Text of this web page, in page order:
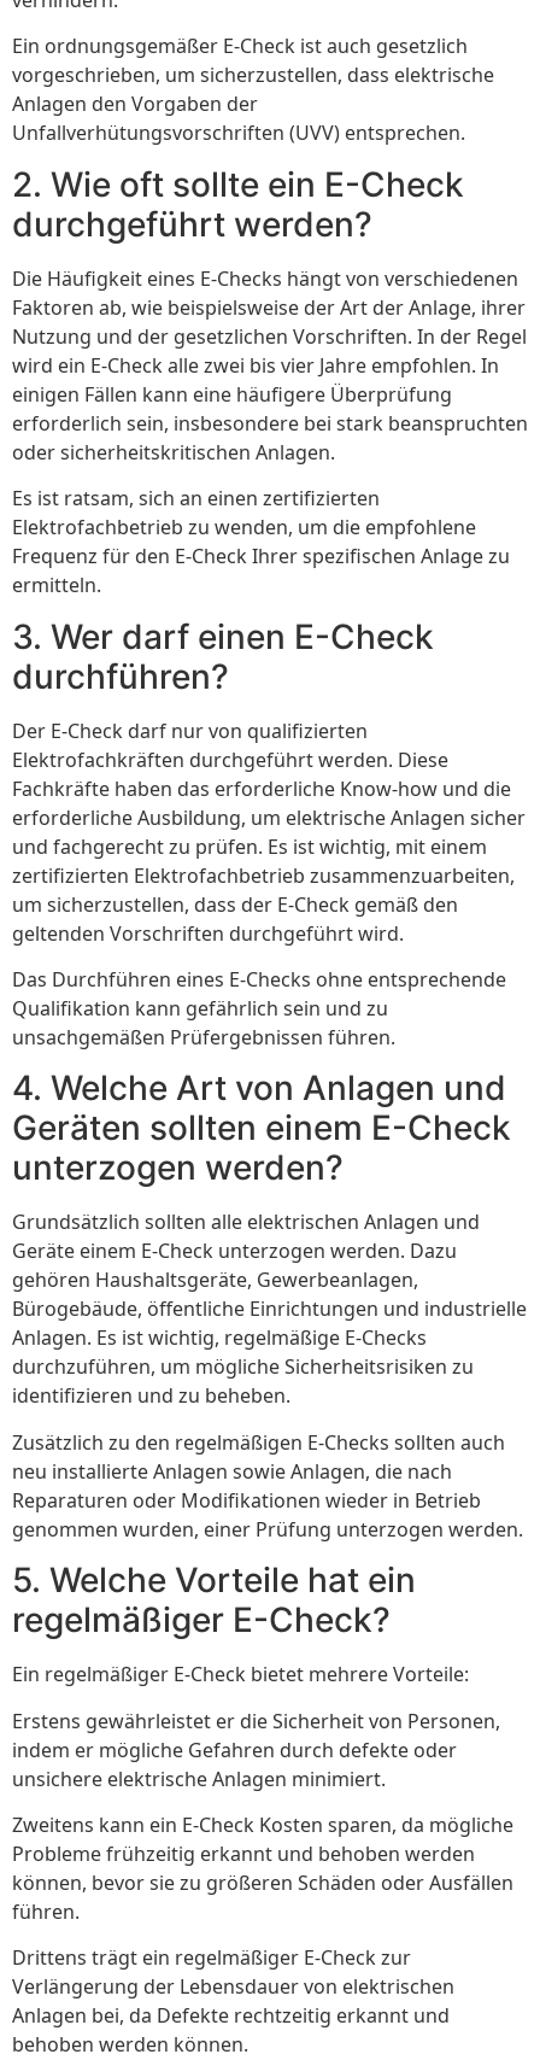
Ein ordnungsgemäßer E-Check ist auch gesetzlich
vorgeschrieben, um sicherzustellen, dass elektrische
Anlagen den Vorgaben der
Unfallverhütungsvorschriften (UVV) entsprechen.
2. Wie oft sollte ein E-Check
durchgeführt werden?
Die Häufigkeit eines E-Checks hängt von verschiedenen
Faktoren ab, wie beispielsweise der Art der Anlage, ihrer
Nutzung und der gesetzlichen Vorschriften. In der Regel
wird ein E-Check alle zwei bis vier Jahre empfohlen. In
einigen Fällen kann eine häufigere Überprüfung
erforderlich sein, insbesondere bei stark beanspruchten
oder sicherheitskritischen Anlagen.
Es ist ratsam, sich an einen zertifizierten
Elektrofachbetrieb zu wenden, um die empfohlene
Frequenz für den E-Check Ihrer spezifischen Anlage zu
ermitteln.
3. Wer darf einen E-Check
durchführen?
Der E-Check darf nur von qualifizierten
Elektrofachkräften durchgeführt werden. Diese
Fachkräfte haben das erforderliche Know-how und die
erforderliche Ausbildung, um elektrische Anlagen sicher
und fachgerecht zu prüfen. Es ist wichtig, mit einem
zertifizierten Elektrofachbetrieb zusammenzuarbeiten,
um sicherzustellen, dass der E-Check gemäß den
geltenden Vorschriften durchgeführt wird.
Das Durchführen eines E-Checks ohne entsprechende
Qualifikation kann gefährlich sein und zu
unsachgemäßen Prüfergebnissen führen.
4. Welche Art von Anlagen und
Geräten sollten einem E-Check
unterzogen werden?
Grundsätzlich sollten alle elektrischen Anlagen und
Geräte einem E-Check unterzogen werden. Dazu
gehören Haushaltsgeräte, Gewerbeanlagen,
Bürogebäude, öffentliche Einrichtungen und industrielle
Anlagen. Es ist wichtig, regelmäßige E-Checks
durchzuführen, um mögliche Sicherheitsrisiken zu
identifizieren und zu beheben.
Zusätzlich zu den regelmäßigen E-Checks sollten auch
neu installierte Anlagen sowie Anlagen, die nach
Reparaturen oder Modifikationen wieder in Betrieb
genommen wurden, einer Prüfung unterzogen werden.
5. Welche Vorteile hat ein
regelmäßiger E-Check?
Ein regelmäßiger E-Check bietet mehrere Vorteile:
Erstens gewährleistet er die Sicherheit von Personen,
indem er mögliche Gefahren durch defekte oder
unsichere elektrische Anlagen minimiert.
Zweitens kann ein E-Check Kosten sparen, da mögliche
Probleme frühzeitig erkannt und behoben werden
können, bevor sie zu größeren Schäden oder Ausfällen
führen.
Drittens trägt ein regelmäßiger E-Check zur
Verlängerung der Lebensdauer von elektrischen
Anlagen bei, da Defekte rechtzeitig erkannt und
behoben werden können.